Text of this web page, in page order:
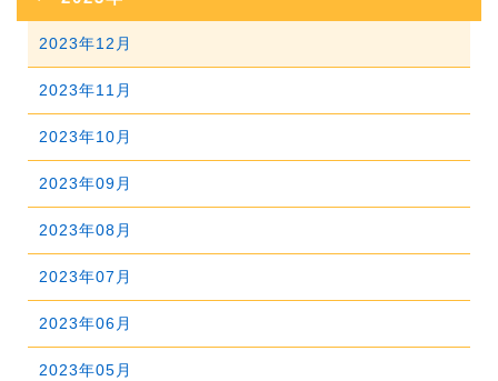
2026年05月
2026年04月
2026年03月
2026年02月
2026年01月
2025年10月
2025年09月
2025年08月
2025年07月
2025年06月
2025年05月
2025年04月
2025年03月
2024年11月
2024年10月
2024年09月
2024年08月
2024年07月
2024年06月
2024年05月
2024年04月
2023年12月
2023年11月
2023年10月
2023年09月
2023年08月
2023年07月
2023年06月
2023年05月